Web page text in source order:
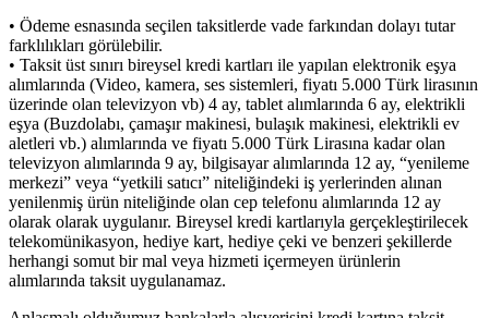
• Ödeme esnasında seçilen taksitlerde vade farkından dolayı tutar
farklılıkları görülebilir.
• Taksit üst sınırı bireysel kredi kartları ile yapılan elektronik eşya
alımlarında (Video, kamera, ses sistemleri, fiyatı 5.000 Türk lirasının
üzerinde olan televizyon vb) 4 ay, tablet alımlarında 6 ay, elektrikli
eşya (Buzdolabı, çamaşır makinesi, bulaşık makinesi, elektrikli ev
aletleri vb.) alımlarında ve fiyatı 5.000 Türk Lirasına kadar olan
televizyon alımlarında 9 ay, bilgisayar alımlarında 12 ay, “yenileme
merkezi” veya “yetkili satıcı” niteliğindeki iş yerlerinden alınan
yenilenmiş ürün niteliğinde olan cep telefonu alımlarında 12 ay
olarak olarak uygulanır. Bireysel kredi kartlarıyla gerçekleştirilecek
telekomünikasyon, hediye kart, hediye çeki ve benzeri şekillerde
herhangi somut bir mal veya hizmeti içermeyen ürünlerin
alımlarında taksit uygulanamaz.